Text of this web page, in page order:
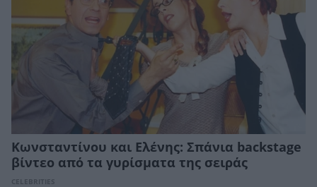
Κωνσταντίνου και Ελένης: Σπάνια backstage
βίντεο από τα γυρίσματα της σειράς
CELEBRITIES